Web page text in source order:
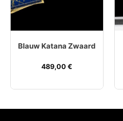
Blauw Katana Zwaard
489,00 €